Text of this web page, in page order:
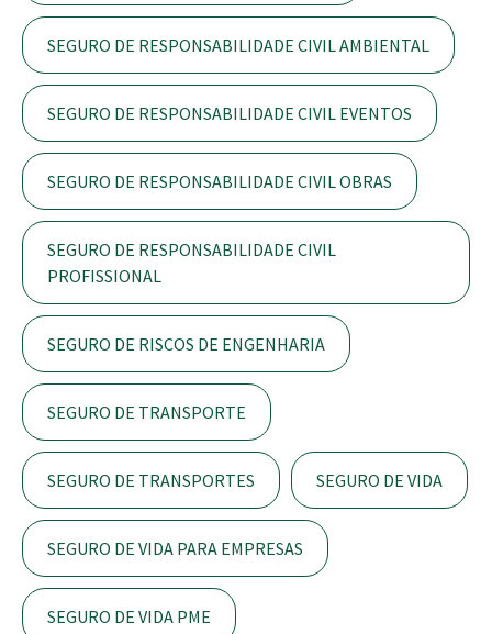
SEGURO DE RESPONSABILIDADE CIVIL AMBIENTAL
SEGURO DE RESPONSABILIDADE CIVIL EVENTOS
SEGURO DE RESPONSABILIDADE CIVIL OBRAS
SEGURO DE RESPONSABILIDADE CIVIL
PROFISSIONAL
SEGURO DE RISCOS DE ENGENHARIA
SEGURO DE TRANSPORTE
SEGURO DE TRANSPORTES SEGURO DE VIDA
SEGURO DE VIDA PARA EMPRESAS
SEGURO DE VIDA PME